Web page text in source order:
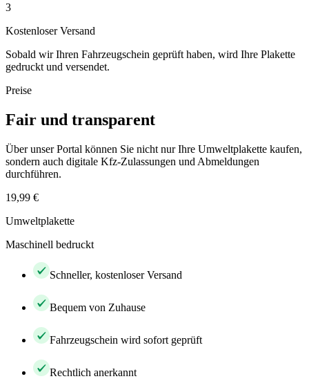
3
Kostenloser Versand
Sobald wir Ihren Fahrzeugschein geprüft haben, wird Ihre Plakette
gedruckt und versendet.
Preise
Fair und transparent
Über unser Portal können Sie nicht nur Ihre Umweltplakette kaufen,
sondern auch digitale Kfz-Zulassungen und Abmeldungen
durchführen.
19,99 €
Umweltplakette
Maschinell bedruckt
Schneller, kostenloser Versand
Bequem von Zuhause
Fahrzeugschein wird sofort geprüft
Rechtlich anerkannt